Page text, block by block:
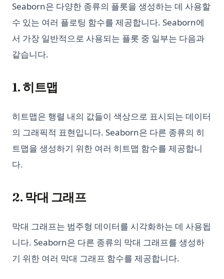
Seaborn은 다양한 종류의 플롯을 생성하는 데 사용할
수 있는 여러 플로팅 함수를 제공합니다. Seaborn에
서 가장 일반적으로 사용되는 플롯 중 일부는 다음과
같습니다.
1. 히트맵
히트맵은 행렬 내의 값들이 색상으로 표시되는 데이터
의 그래픽적 표현입니다. Seaborn은 다른 종류의 히
트맵을 생성하기 위한 여러 히트맵 함수를 제공합니
다.
2. 막대 그래프
막대 그래프는 범주형 데이터를 시각화하는 데 사용됩
니다. Seaborn은 다른 종류의 막대 그래프를 생성하
기 위한 여러 막대 그래프 함수를 제공합니다.